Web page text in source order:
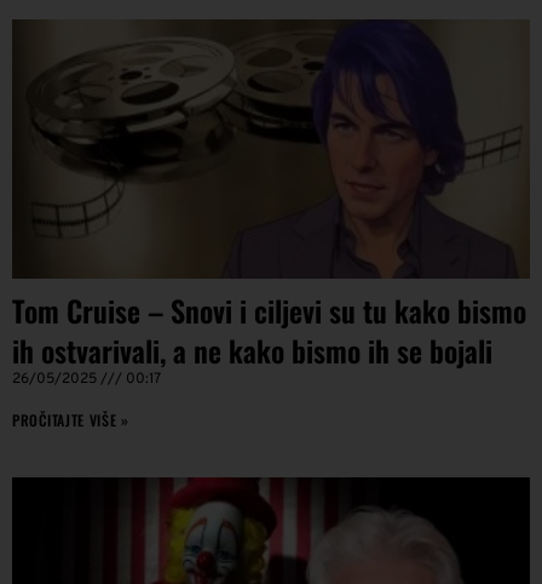
Tom Cruise – Snovi i ciljevi su tu kako bismo
ih ostvarivali, a ne kako bismo ih se bojali
26/05/2025 00:17
PROČITAJTE VIŠE »